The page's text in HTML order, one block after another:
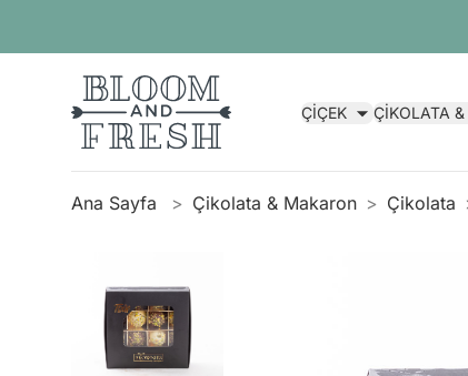
ÇİÇEK ÇİKOLATA
Ana Sayfa Çikolata & Makaron Çikolata